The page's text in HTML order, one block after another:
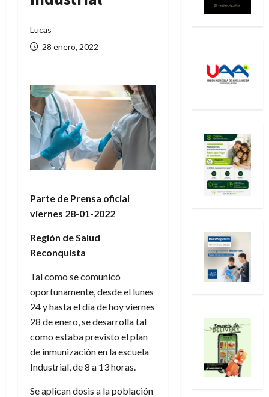
Lucas
28 enero, 2022
Parte de Prensa oficial
viernes 28-01-2022
Región de Salud
Reconquista
Tal como se comunicó
oportunamente, desde el lunes
24 y hasta el día de hoy viernes
28 de enero, se desarrolla tal
como estaba previsto el plan
de inmunización en la escuela
Industrial, de 8 a 13 horas.
Se aplican dosis a la población